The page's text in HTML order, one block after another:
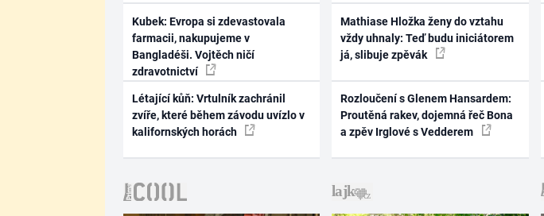
Kubek: Evropa si zdevastovala
farmacii, nakupujeme v
Bangladéši. Vojtěch ničí
zdravotnictví
Létající kůň: Vrtulník zachránil
zvíře, které během závodu uvízlo v
kalifornských horách
Mathiase Hložka ženy do vztahu
vždy uhnaly: Teď budu iniciátorem
já, slibuje zpěvák
Rozloučení s Glenem Hansardem:
Proutěná rakev, dojemná řeč Bona
a zpěv Irglové s Vedderem